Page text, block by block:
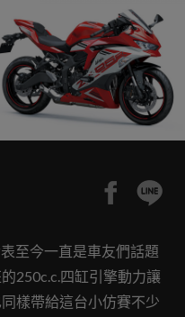
至今一直是車友們話題
250c.c.四缸引擎動力讓
樣帶給這台小仿賽不少